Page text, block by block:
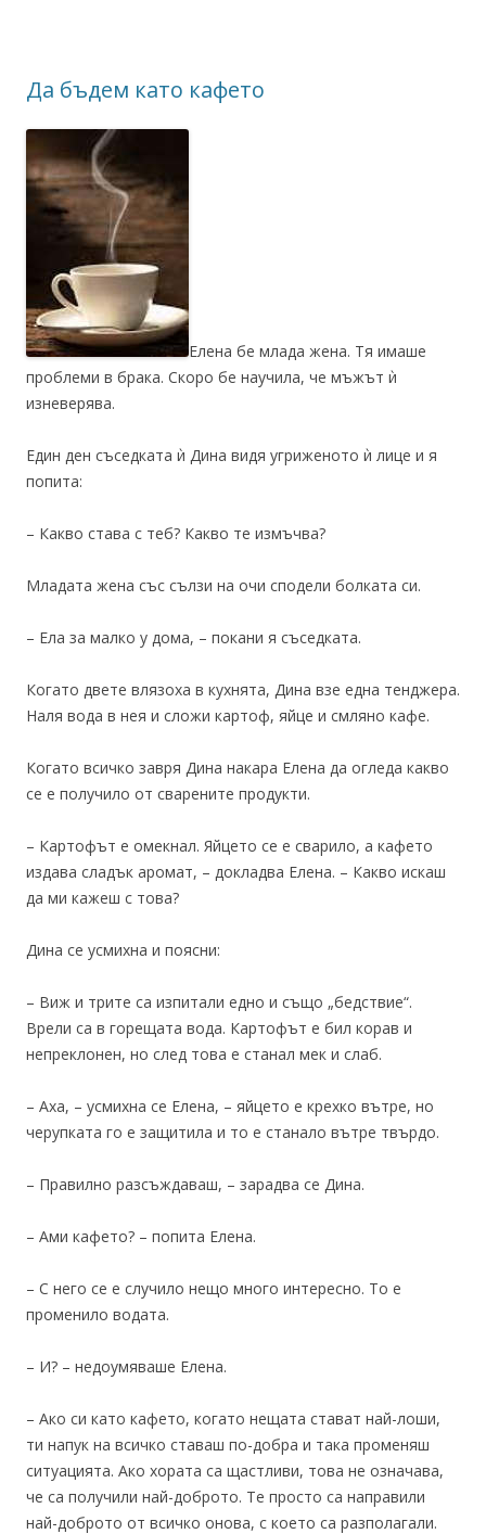
Да бъдем като кафето
Елена бе млада жена. Тя имаше
проблеми в брака. Скоро бе научила, че мъжът ѝ
изневерява.
Един ден съседката ѝ Дина видя угриженото ѝ лице и я
попита:
– Какво става с теб? Какво те измъчва?
Младата жена със сълзи на очи сподели болката си.
– Ела за малко у дома, – покани я съседката.
Когато двете влязоха в кухнята, Дина взе една тенджера.
Наля вода в нея и сложи картоф, яйце и смляно кафе.
Когато всичко завря Дина накара Елена да огледа какво
се е получило от сварените продукти.
– Картофът е омекнал. Яйцето се е сварило, а кафето
издава сладък аромат, – докладва Елена. – Какво искаш
да ми кажеш с това?
Дина се усмихна и поясни:
– Виж и трите са изпитали едно и също „бедствие“.
Врели са в горещата вода. Картофът е бил корав и
непреклонен, но след това е станал мек и слаб.
– Аха, – усмихна се Елена, – яйцето е крехко вътре, но
черупката го е защитила и то е станало вътре твърдо.
– Правилно разсъждаваш, – зарадва се Дина.
– Ами кафето? – попита Елена.
– С него се е случило нещо много интересно. То е
променило водата.
– И? – недоумяваше Елена.
– Ако си като кафето, когато нещата стават най-лоши,
ти напук на всичко ставаш по-добра и така променяш
ситуацията. Ако хората са щастливи, това не означава,
че са получили най-доброто. Те просто са направили
най-доброто от всичко онова, с което са разполагали.